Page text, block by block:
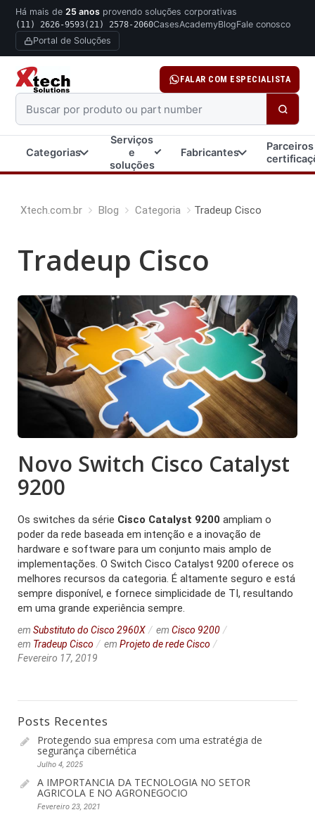
Há mais de 25 anos provendo soluções corporativas
(11) 2626-9593(21) 2578-2060CasesAcademyBlogFale conosco
Portal de Soluções
FALAR COM ESPECIALISTA
Categorias
Serviços
e
soluções
Fabricantes
Xtech.com.br Blog Categoria Tradeup Cisco
Tradeup Cisco
Novo Switch Cisco Catalyst
9200
Os switches da série Cisco Catalyst 9200 ampliam o
poder da rede baseada em intenção e a inovação de
hardware e software para um conjunto mais amplo de
implementações. O Switch Cisco Catalyst 9200 oferece os
melhores recursos da categoria. É altamente seguro e está
sempre disponível, e fornece simplicidade de TI, resultando
em uma grande experiência sempre.
em Substituto do Cisco 2960X em Cisco 9200
em Tradeup Cisco em Projeto de rede Cisco
Fevereiro 17, 2019
Posts Recentes
Protegendo sua empresa com uma estratégia de
segurança cibernética
Julho 4, 2025
A IMPORTANCIA DA TECNOLOGIA NO SETOR
AGRICOLA E NO AGRONEGOCIO
Fevereiro 23, 2021